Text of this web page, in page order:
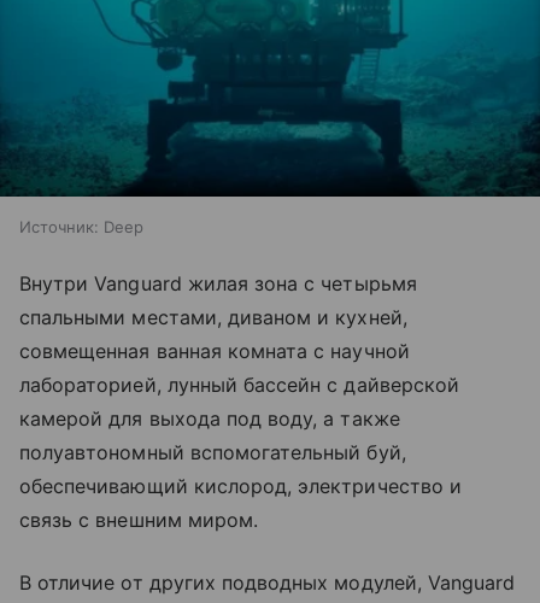
Источник: Deep
Внутри Vanguard жилая зона с четырьмя
спальными местами, диваном и кухней,
совмещенная ванная комната с научной
лабораторией, лунный бассейн с дайверской
камерой для выхода под воду, а также
полуавтономный вспомогательный буй,
обеспечивающий кислород, электричество и
связь с внешним миром.
В отличие от других подводных модулей, Vanguard